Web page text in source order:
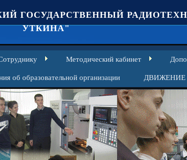
ГОСУДАРСТВЕННЫЙ
УТКИНА"
Методический кабинет
об образовательной организации